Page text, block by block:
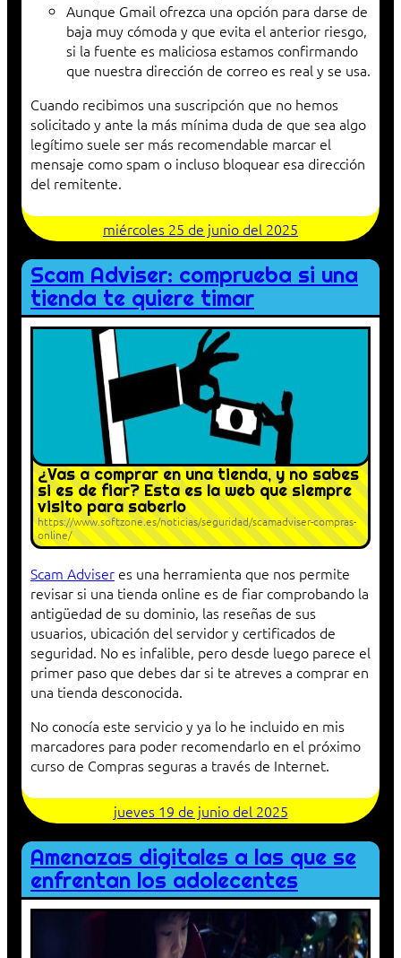
Aunque Gmail ofrezca una opción para darse de
baja muy cómoda y que evita el anterior riesgo,
si la fuente es maliciosa estamos confirmando
que nuestra dirección de correo es real y se usa.
Cuando recibimos una suscripción que no hemos
solicitado y ante la más mínima duda de que sea algo
legítimo suele ser más recomendable marcar el
mensaje como spam o incluso bloquear esa dirección
del remitente.
miércoles 25 de junio del 2025
Scam Adviser: comprueba si una
tienda te quiere timar
¿Vas a comprar en una tienda, y no sabes
si es de fiar? Esta es la web que siempre
visito para saberlo
https://www.softzone.es/noticias/seguridad/scamadviser-compras-
online/
Scam Adviser es una herramienta que nos permite
revisar si una tienda online es de fiar comprobando la
antigüedad de su dominio, las reseñas de sus
usuarios, ubicación del servidor y certificados de
seguridad. No es infalible, pero desde luego parece el
primer paso que debes dar si te atreves a comprar en
una tienda desconocida.
No conocía este servicio y ya lo he incluido en mis
marcadores para poder recomendarlo en el próximo
curso de Compras seguras a través de Internet.
jueves 19 de junio del 2025
Amenazas digitales a las que se
enfrentan los adolecentes